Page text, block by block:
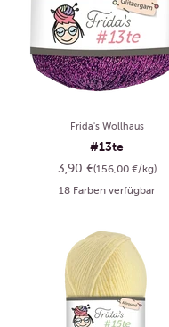
Frida's Wollhaus
#13te
Angebot
3,90 €(156,00 €/kg)
18 Farben verfügbar